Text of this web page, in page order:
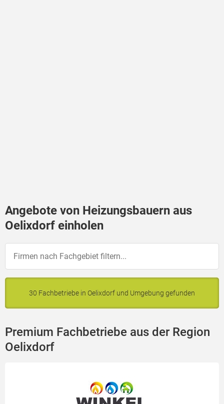
Angebote von Heizungsbauern aus
Oelixdorf einholen
30 Fachbetriebe in Oelixdorf und Umgebung gefunden
Premium Fachbetriebe aus der Region
Oelixdorf